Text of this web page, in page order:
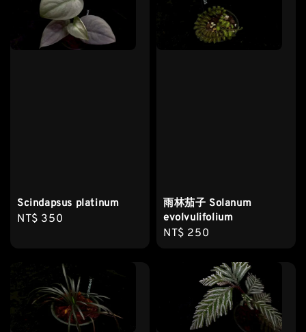
Scindapsus platinum
Regular
NT$ 350
雨林茄子 Solanum
evolvulifolium
Regular
NT$ 250